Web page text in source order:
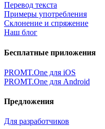
Перевод текста
Примеры употребления
Склонение и спряжение
Наш блог
Бесплатные приложения
PROMT.One для iOS
PROMT.One для Android
Предложения
Для разработчиков